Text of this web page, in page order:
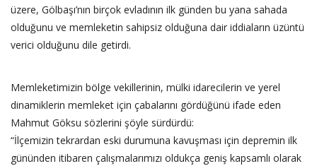
üzere, Gölbaşı’nın birçok evladının ilk günden bu yana sahada
olduğunu ve memleketin sahipsiz olduğuna dair iddiaların üzüntü
verici olduğunu dile getirdi.
Memleketimizin bölge vekillerinin, mülki idarecilerin ve yerel
dinamiklerin memleket için çabalarını gördüğünü ifade eden
Mahmut Göksu sözlerini şöyle sürdürdü:
“İlçemizin tekrardan eski durumuna kavuşması için depremin ilk
gününden itibaren çalışmalarımızı oldukça geniş kapsamlı olarak